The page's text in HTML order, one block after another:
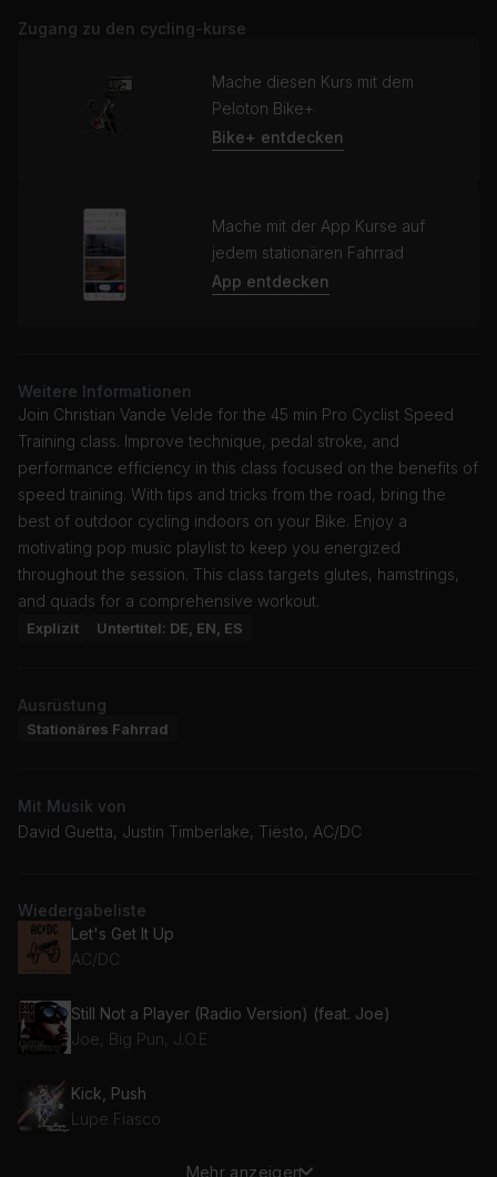
Zugang zu den cycling-kurse
Mache diesen Kurs mit dem
Peloton Bike+
Bike+ entdecken
Mache mit der App Kurse auf
jedem stationären Fahrrad
App entdecken
Weitere Informationen
Join Christian Vande Velde for the 45 min Pro Cyclist Speed
Training class. Improve technique, pedal stroke, and
performance efficiency in this class focused on the benefits of
speed training. With tips and tricks from the road, bring the
best of outdoor cycling indoors on your Bike. Enjoy a
motivating pop music playlist to keep you energized
throughout the session. This class targets glutes, hamstrings,
and quads for a comprehensive workout.
Explizit Untertitel: DE, EN, ES
Ausrüstung
Stationäres Fahrrad
Mit Musik von
David Guetta, Justin Timberlake, Tiësto, AC/DC
Wiedergabeliste
Let's Get It Up
AC/DC
Still Not a Player (Radio Version) (feat. Joe)
Joe, Big Pun, J.O.E
Kick, Push
Lupe Fiasco
Mehr anzeigen